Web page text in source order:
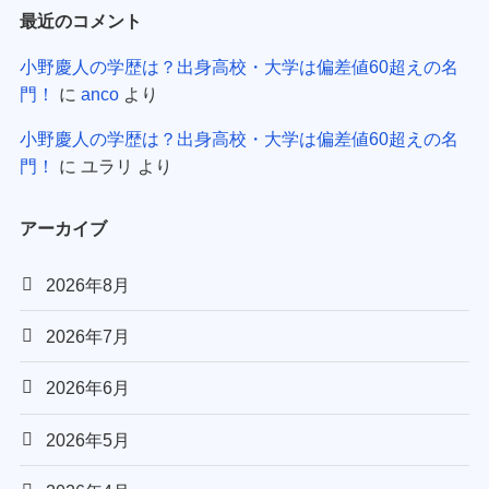
最近のコメント
小野慶人の学歴は？出身高校・大学は偏差値60超えの名
門！
に ancoより
小野慶人の学歴は？出身高校・大学は偏差値60超えの名
門！
に ユラリ より
アーカイブ
2026年8月
2026年7月
2026年6月
2026年5月